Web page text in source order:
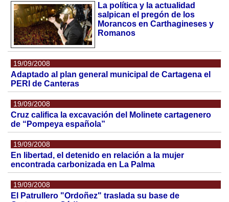
La política y la actualidad
salpican el pregón de los
Morancos en Carthagineses y
Romanos
19/09/2008
Adaptado al plan general municipal de Cartagena el
PERI de Canteras
19/09/2008
Cruz califica la excavación del Molinete cartagenero
de “Pompeya española”
19/09/2008
En libertad, el detenido en relación a la mujer
encontrada carbonizada en La Palma
19/09/2008
El Patrullero "Ordoñez" traslada su base de